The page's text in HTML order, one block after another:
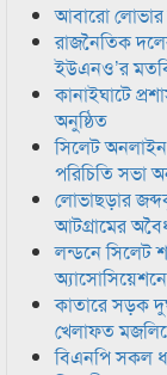
আবারো লোভার
রাজনৈতিক
ইউএনও’র
কানাইঘাটে
অনুষ্ঠিত
সিলেট
পরিচিতি সভা
লোভাছড়ার
আটগ্রামের
লন্ডনে সিলেট
কাতারে সড়ক
খেলাফত
বিএনপি সকল